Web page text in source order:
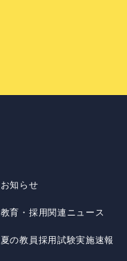
お知らせ
教育・採用関連ニュース
夏の教員採用試験実施速報